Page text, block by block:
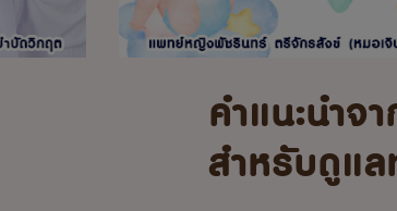
คำแนะนำ
สำหรับดูแ